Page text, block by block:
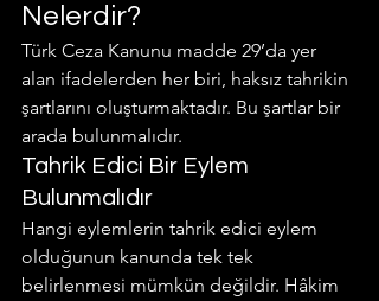
Nelerdir?
Türk Ceza Kanunu madde 29’da yer
alan ifadelerden her biri, haksız tahrikin
şartlarını oluşturmaktadır. Bu şartlar bir
arada bulunmalıdır.
Tahrik Edici Bir Eylem
Bulunmalıdır
Hangi eylemlerin tahrik edici eylem
olduğunun kanunda tek tek
belirlenmesi mümkün değildir. Hâkim